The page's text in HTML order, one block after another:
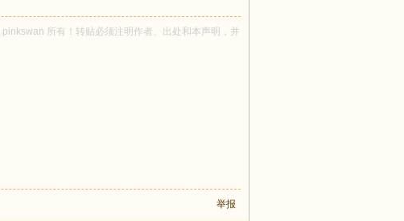
所有！转贴必须注明作者、出处和本声明，并
举报